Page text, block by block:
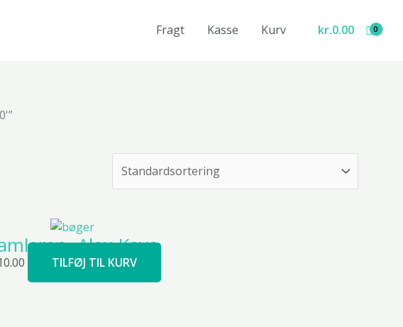
Fragt Kasse Kurv kr.0.00
-Alex Kava
TILFØJ TIL KURV